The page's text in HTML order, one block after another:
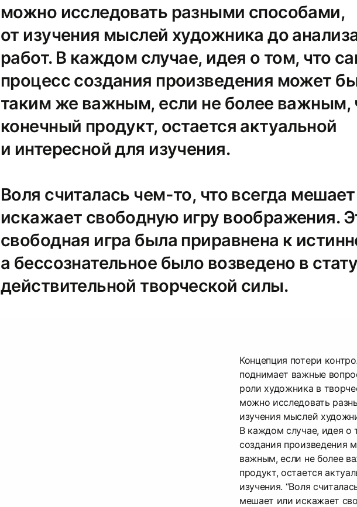
можно исследовать разными способами,
от изучения мыслей художника до
работ. В каждом случае, идея о том, что
процесс создания произведения может
таким же важным, если не более важным,
конечный продукт, остается актуальной
и интересной для изучения.
Воля считалась чем-то, что всегда
искажает свободную игру воображения.
свободная игра была приравнена к
а бессознательное было возведено в
действительной творческой силы.
Концепция потери
поднимает важные
роли художника в
можно исследовать
изучения мыслей
В каждом случае, идея о
создания произведения
важным, если не более
продукт, остается
изучения. “Воля
мешает или искажает